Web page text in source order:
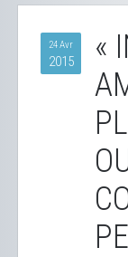
24 Avr
2015
«